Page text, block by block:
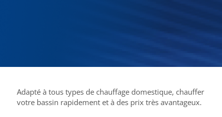
Adapté à tous types de chauffage domestique, chauffer
votre bassin rapidement et à des prix très avantageux.